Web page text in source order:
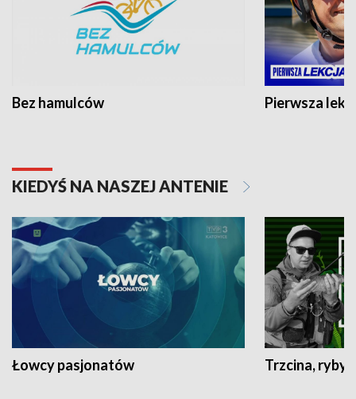
Bez hamulców Pierwsza
KIEDYŚ NA NASZEJ ANTENIE
Łowcy pasjonatów Trzcina, ryby